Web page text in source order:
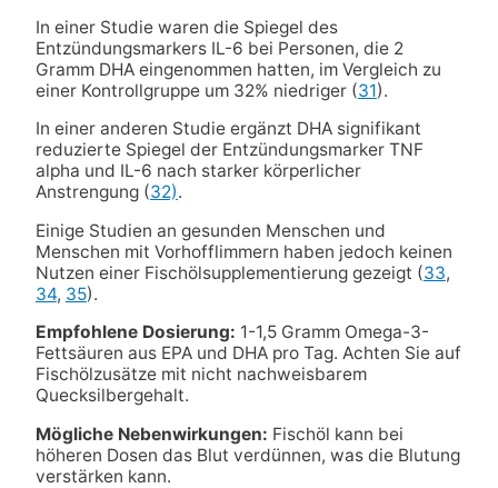
In einer Studie waren die Spiegel des
Entzündungsmarkers IL-6 bei Personen, die 2
Gramm DHA eingenommen hatten, im Vergleich zu
einer Kontrollgruppe um 32% niedriger (31).
In einer anderen Studie ergänzt DHA signifikant
reduzierte Spiegel der Entzündungsmarker TNF
alpha und IL-6 nach starker körperlicher
Anstrengung (32).
Einige Studien an gesunden Menschen und
Menschen mit Vorhofflimmern haben jedoch keinen
Nutzen einer Fischölsupplementierung gezeigt (33,
34, 35).
Empfohlene Dosierung: 1-1,5 Gramm Omega-3-
Fettsäuren aus EPA und DHA pro Tag. Achten Sie auf
Fischölzusätze mit nicht nachweisbarem
Quecksilbergehalt.
Mögliche Nebenwirkungen: Fischöl kann bei
höheren Dosen das Blut verdünnen, was die Blutung
verstärken kann.